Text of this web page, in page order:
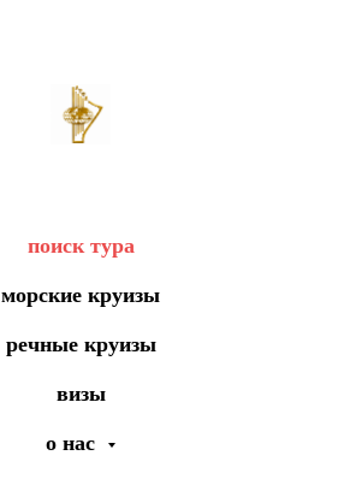
поиск тура
морские круизы
речные круизы
визы
о нас